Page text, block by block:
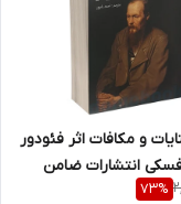
و مکافات اثر فئودور
انتشارات ضامن
73%